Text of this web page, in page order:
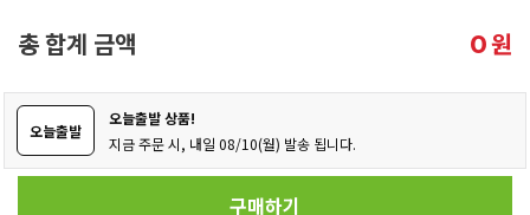
총 합계 금액 0원
오늘출발
오늘출발 상품!
지금 주문 시, 내일 08/10(월) 발송 됩니다.
구매하기